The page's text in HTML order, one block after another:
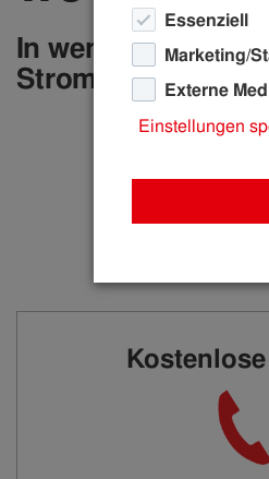
In wenigen
Stromkund:in
Essenziell
Marketing/
Externe
Einstellungen